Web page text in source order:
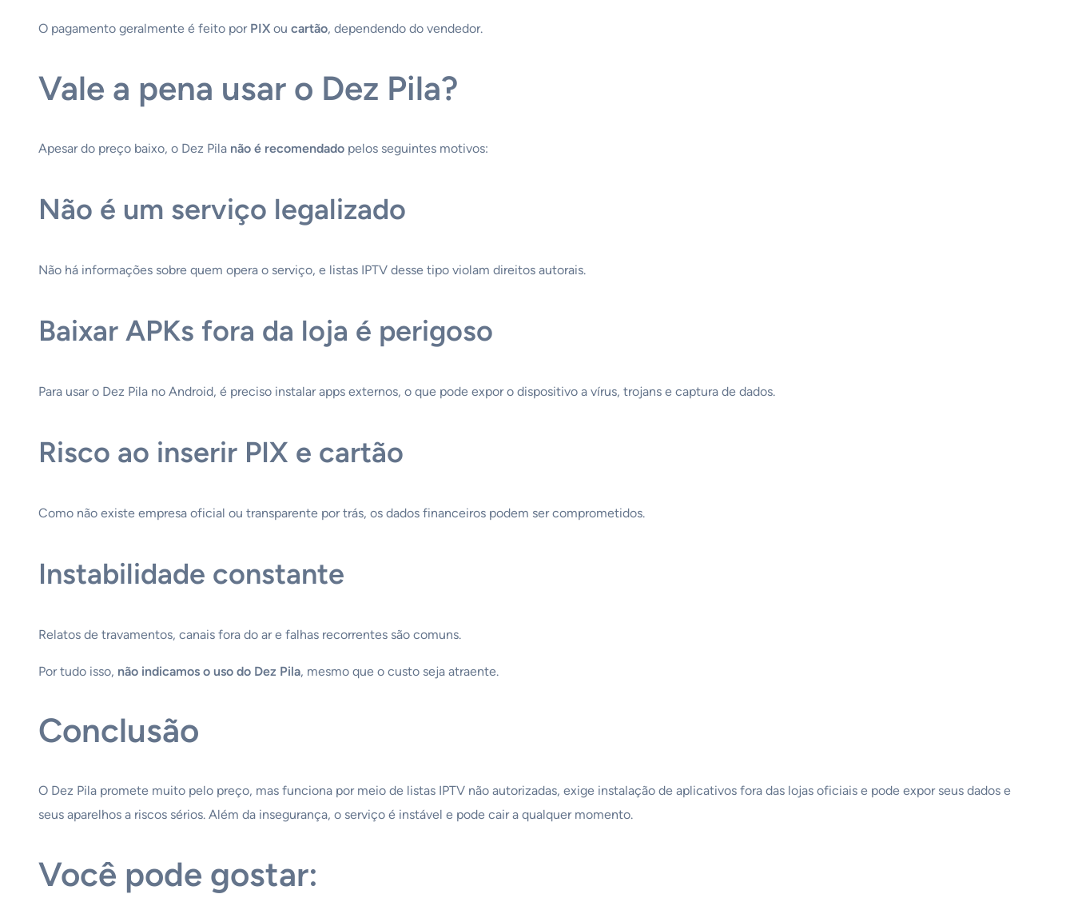
O pagamento geralmente é feito por PIX ou cartão, dependendo do vendedor.
Vale a pena usar o Dez Pila?
Apesar do preço baixo, o Dez Pila não é recomendado pelos seguintes motivos:
Não é um serviço legalizado
Não há informações sobre quem opera o serviço, e listas IPTV desse tipo violam direitos autorais.
Baixar APKs fora da loja é perigoso
Para usar o Dez Pila no Android, é preciso instalar apps externos, o que pode expor o dispositivo a vírus, trojans e captura de dados.
Risco ao inserir PIX e cartão
Como não existe empresa oficial ou transparente por trás, os dados financeiros podem ser comprometidos.
Instabilidade constante
Relatos de travamentos, canais fora do ar e falhas recorrentes são comuns.
Por tudo isso, não indicamos o uso do Dez Pila, mesmo que o custo seja atraente.
Conclusão
O Dez Pila promete muito pelo preço, mas funciona por meio de listas IPTV não autorizadas, exige instalação de aplicativos fora das lojas oficiais e pode expor seus dados e
seus aparelhos a riscos sérios. Além da insegurança, o serviço é instável e pode cair a qualquer momento.
Você pode gostar: